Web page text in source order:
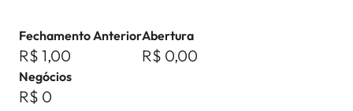
Fechamento Anterior
R$ 1,00
Abertura
R$ 0,00
Negócios
R$ 0